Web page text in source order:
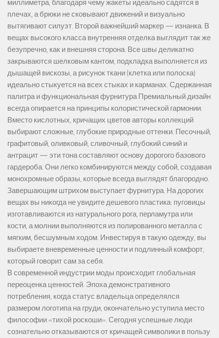
миллиметра, благодаря чему жакеты идеально садятся в
плечах, а брюки не сковывают движений и визуально
вытягивают силуэт. Второй важнейший маркер — изнанка. В
вещах высокого класса внутренняя отделка выглядит так же
безупречно, как и внешняя сторона. Все швы деликатно
закрываются шелковым кантом, подкладка выполняется из
дышащей вискозы, а рисунок ткани (клетка или полоска)
идеально стыкуется на всех стыках и карманах. Сдержанная
палитра и функциональная фурнитура Премиальный дизайн
всегда опирается на принципы колористической гармонии.
Вместо кислотных, кричащих цветов авторы коллекций
выбирают сложные, глубокие природные оттенки. Песочный,
графитовый, оливковый, сливочный, глубокий синий и
антрацит — эти тона составляют основу дорогого базового
гардероба. Они легко комбинируются между собой, создавая
монохромные образы, которые всегда выглядят благородно.
Завершающим штрихом выступает фурнитура. На дорогих
вещах вы никогда не увидите дешевого пластика: пуговицы
изготавливаются из натурального рога, перламутра или
кости, а молнии выполняются из полированного металла с
мягким, бесшумным ходом. Инвестируя в такую одежду, вы
выбираете вневременные ценности и подлинный комфорт,
который говорит сам за себя.
В современной индустрии моды происходит глобальная
переоценка ценностей. Эпоха демонстративного
потребления, когда статус владельца определялся
размером логотипа на груди, окончательно уступила место
философии «тихой роскоши». Сегодня успешные люди
сознательно отказываются от кричащей символики в пользу